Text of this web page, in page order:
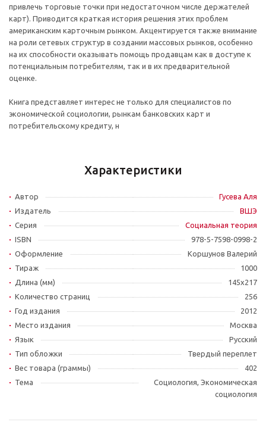
привлечь торговые точки при недостаточном числе держателей
карт). Приводится краткая история решения этих проблем
американским карточным рынком. Акцентируется также внимание
на роли сетевых структур в создании массовых рынков, особенно
на их способности оказывать помощь продавцам как в доступе к
потенциальным потребителям, так и в их предварительной
оценке.
Книга представляет интерес не только для специалистов по
экономической социологии, рынкам банковских карт и
потребительскому кредиту, н
Характеристики
Автор
Гусева Аля
Издатель
ВШЭ
Серия
Социальная теория
ISBN
978-5-7598-0998-2
Оформление
Коршунов Валерий
Тираж
1000
Длина (мм)
145х217
Количество страниц
256
Год издания
2012
Место издания
Москва
Язык
Русский
Тип обложки
Твердый переплет
Вес товара (граммы)
402
Тема
Социология, Экономическая
социология